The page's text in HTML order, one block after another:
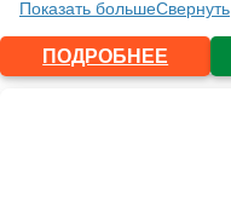
Показать большеСвернуть
ПОДРОБНЕЕ